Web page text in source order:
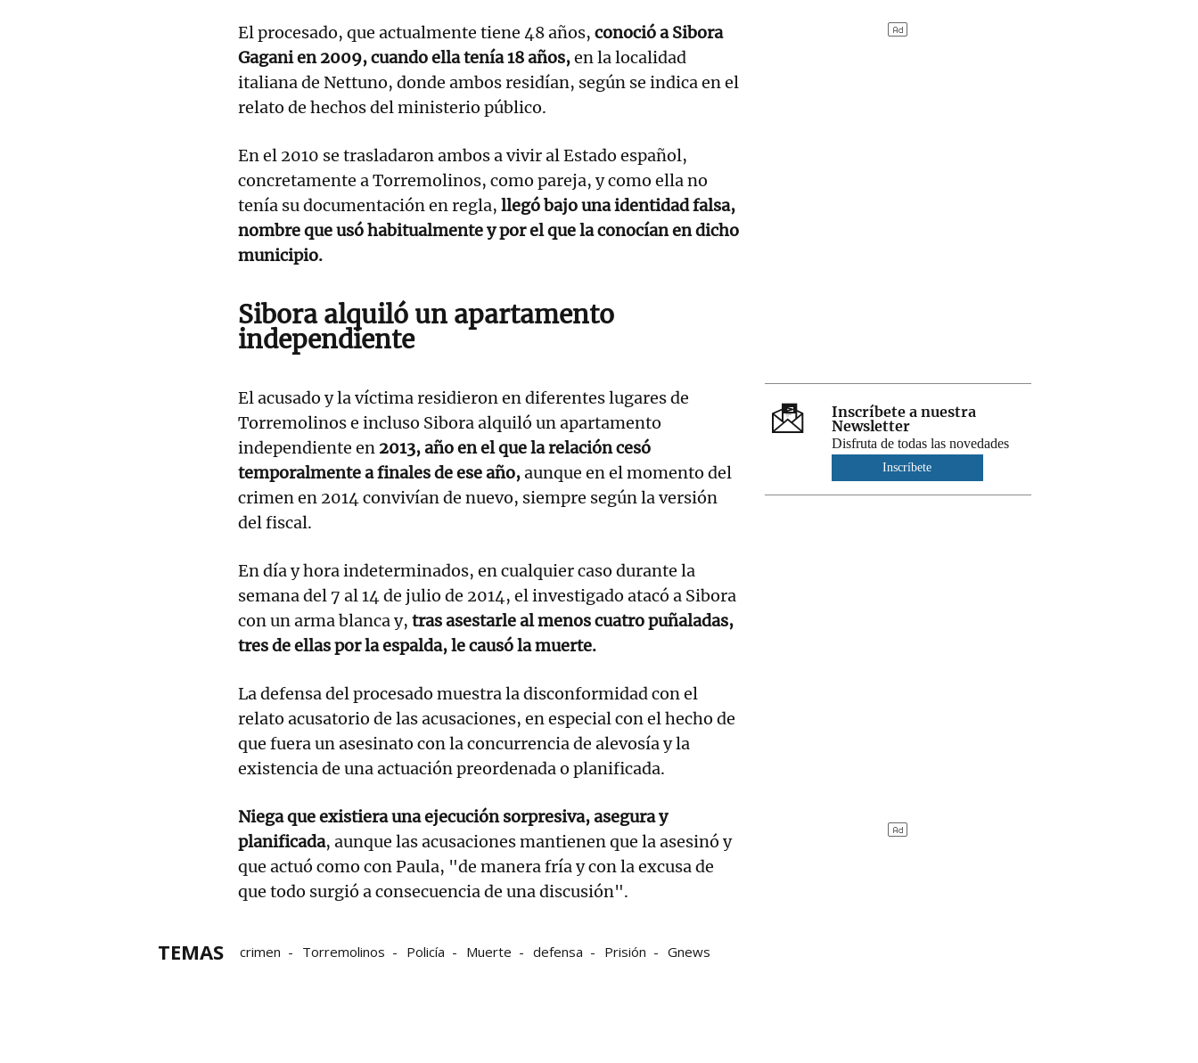
El procesado, que actualmente tiene 48 años, conoció a Sibora
Gagani en 2009, cuando ella tenía 18 años,en la localidad
italiana de Nettuno, donde ambos residían, según se indica en el
relato de hechos del ministerio público.
En el 2010 se trasladaron ambos a vivir al Estado español,
concretamente a Torremolinos, como pareja, y como ella no
tenía su documentación en regla, llegó bajo una identidad falsa,
nombre que usó habitualmente y por el que la conocían en dicho
municipio.
Sibora alquiló un apartamento
independiente
El acusado y la víctima residieron en diferentes lugares de
Torremolinos e incluso Sibora alquiló un apartamento
independiente en 2013, año en el que la relación cesó
temporalmente a finales de ese año,aunque en el momento del
crimen en 2014 convivían de nuevo, siempre según la versión
del fiscal.
En día y hora indeterminados, en cualquier caso durante la
semana del 7 al 14 de julio de 2014, el investigado atacó a Sibora
con un arma blanca y, tras asestarle al menos cuatro puñaladas,
tres de ellas por la espalda, le causó la muerte.
La defensa del procesado muestra la disconformidad con el
relato acusatorio de las acusaciones, en especial con el hecho de
que fuera un asesinato con la concurrencia de alevosía y la
existencia de una actuación preordenada o planificada.
Niega que existiera una ejecución sorpresiva, asegura y
planificada, aunque las acusaciones mantienen que la asesinó y
que actuó como con Paula, "de manera fría y con la excusa de
que todo surgió a consecuencia de una discusión".
TEMAS crimen Torremolinos Policía Muerte defensa Prisión Gnews
Inscríbete a nuestra
Newsletter
Disfruta de todas las novedades
Inscríbete